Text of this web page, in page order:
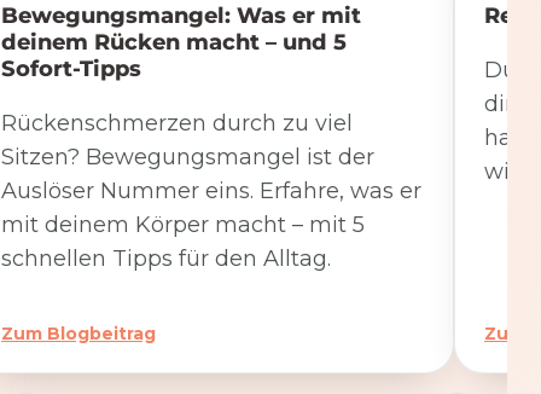
Bewegungsmangel: Was er mit
deinem Rücken macht – und 5
Sofort-Tipps
Rückenschmerzen durch zu viel
Sitzen? Bewegungsmangel ist der
Auslöser Nummer eins. Erfahre, was er
mit deinem Körper macht – mit 5
schnellen Tipps für den Alltag.
Zum Blogbeitrag
Du
hat.
Zum